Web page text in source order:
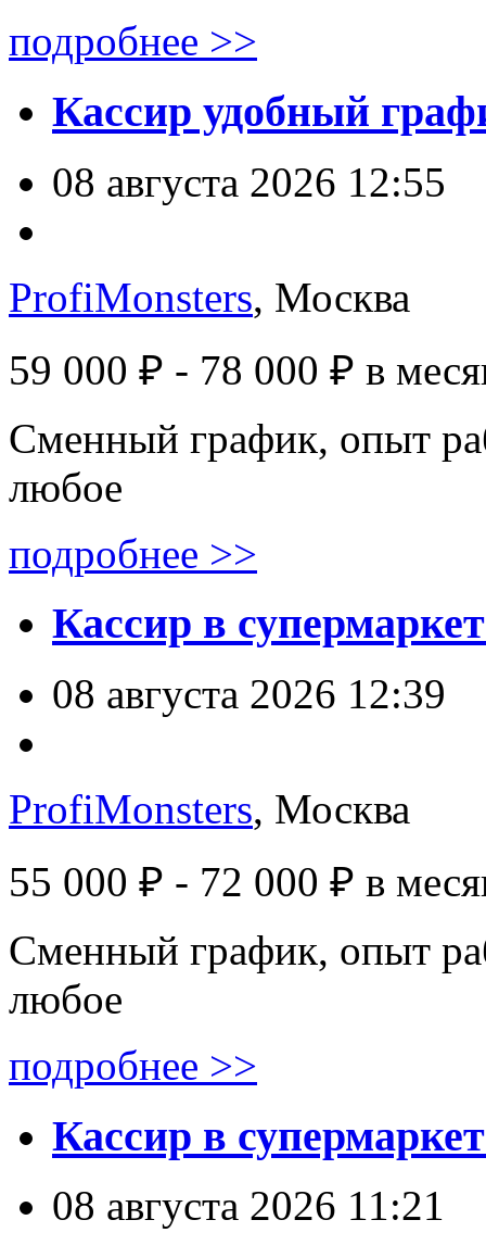
подробнее >>
Кассир удобный
08 августа 2026 12:55
ProfiMonsters, Москва
59 000 ₽ - 78 000 ₽ в
Сменный график, опыт
любое
подробнее >>
Кассир в
08 августа 2026 12:39
ProfiMonsters, Москва
55 000 ₽ - 72 000 ₽ в
Сменный график, опыт
любое
подробнее >>
Кассир в
08 августа 2026 11:21